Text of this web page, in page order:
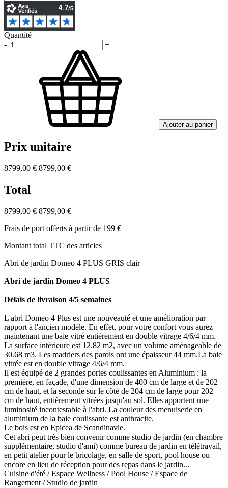
Quantité
-
+
Ajouter au panier
Prix unitaire
8799,00 € 8799,00 €
Total
8799,00 € 8799,00 €
Frais de port offerts à partir de 199 €
Montant total TTC des articles
Abri de jardin Domeo 4 PLUS GRIS clair
Abri de jardin Domeo 4 PLUS
Délais de livraison 4/5 semaines
L'abri Domeo 4 Plus est une nouveauté et une amélioration par
rapport à l'ancien modèle. En effet, pour votre confort vous aurez
maintenant une baie vitré entièrement en double vitrage 4/6/4 mm.
La surface intérieure est 12.82 m2, avec un volume aménageable de
30.68 m3. Les madriers des parois ont une épaisseur 44 mm.La baie
vitrée est en double vitrage 4/6/4 mm.
Il est équipé de 2 grandes portes coulissantes en Aluminium : la
première, en façade, d'une dimension de 400 cm de large et de 202
cm de haut, et la seconde sur le côté de 204 cm de large pour 202
cm de haut, entièrement vitrées jusqu'au sol. Elles apportent une
luminosité incontestable à l'abri. La couleur des menuiserie en
aluminium de la baie coulissante est anthracite.
Le bois est en Epicea de Scandinavie.
Cet abri peut très bien convenir comme studio de jardin (en chambre
supplémentaire, studio d'ami) comme bureau de jardin en télétravail,
en petit atelier pour le bricolage, en salle de sport, pool house ou
encore en lieu de réception pour des repas dans le jardin...
Cuisine d'été / Espace Wellness / Pool House / Espace de
Rangement / Studio de jardin